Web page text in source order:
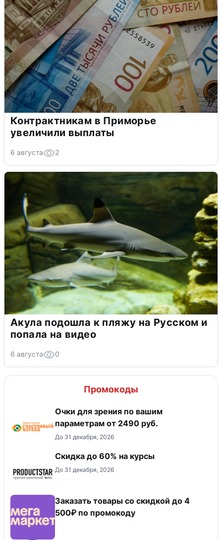
Контрактникам в Приморье
увеличили выплаты
6 августа 2
Акула подошла к пляжу на Русском и
попала на видео
6 августа 0
Промокоды
Очки для зрения по вашим
параметрам от 2490 руб.
До 31 декабря, 2026
Скидка до 60% на курсы
До 31 декабря, 2026
Заказать товары со скидкой до 4
500₽ по промокоду